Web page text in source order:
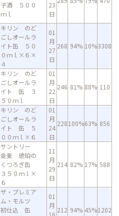
子酒 ５００
ｍｌ
23
日
キリン のど
ごしオールラ
イト缶 ５０
０ｍｌ×６×
４
01
月
27
日
268 94% 10%3308
キリン のど
ごしオールラ
イト 缶 ３
５０ｍｌ
01
月
22
日
246 81% 88% 110
キリン のど
ごしオールラ
イト 缶 ５
００ｍｌ×６
01
月
24
日
228100%63% 856
サントリー
金麦 琥珀の
くつろぎ缶
３５０ｍｌ×
６
11
月
29
日
214 82% 17% 588
ザ・プレミア
ム・モルツ
初仕込 缶
01
月
16
212 94% 45%1202